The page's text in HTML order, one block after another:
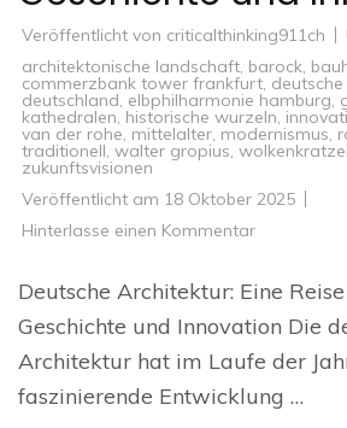
Veröffentlicht von criticalthinking911ch
architektonische landschaft, barock,
commerzbank tower frankfurt,
deutschland, elbphilharmonie hamburg,
kathedralen, historische wurzeln,
van der rohe, mittelalter, modernismus,
traditionell, walter gropius,
zukunftsvisionen
Veröffentlicht am 18 Oktober 2025
Hinterlasse einen Kommentarzu
der
deutschen
Architektur:
Eine
durch
Geschichte
und
Innovation
Deutsche Architektur: Eine
Geschichte und Innovation Die
Architektur hat im Laufe der
faszinierende Entwicklung …